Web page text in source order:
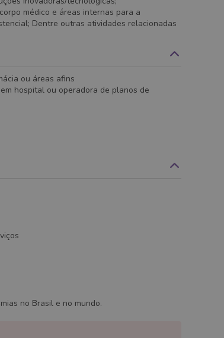
médico e áreas internas para a
Dentre outras atividades relacionadas
ou áreas afins
hospital ou operadora de planos de
no Brasil e no mundo.